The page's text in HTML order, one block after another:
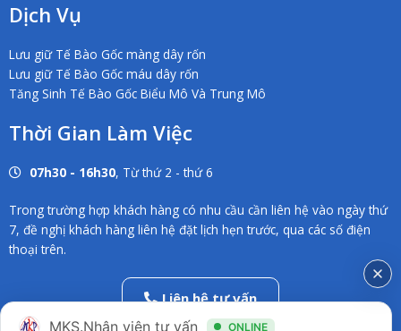
Dịch Vụ
Lưu giữ Tế Bào Gốc màng dây rốn
Lưu giữ Tế Bào Gốc máu dây rốn
Tăng Sinh Tế Bào Gốc Biểu Mô Và Trung Mô
Thời Gian Làm Việc
07h30 - 16h30, Từ thứ 2 - thứ 6
Trong trường hợp khách hàng có nhu cầu cần liên hệ vào ngày thứ
7, đề nghị khách hàng liên hệ đặt lịch hẹn trước, qua các số điện
thoại trên.
Liên hệ tư vấn
02838686546
MKS.Nhân viên tư vấn ONLINE